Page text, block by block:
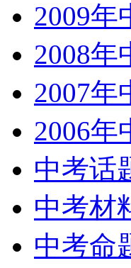
2009年
2008年
2007年
2006年
中考话
中考材
中考命